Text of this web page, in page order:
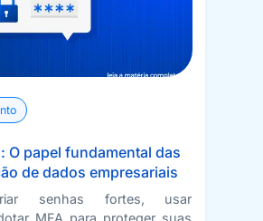
O papel fundamental das
de dados empresariais
senhas fortes, usar
MFA para proteger suas